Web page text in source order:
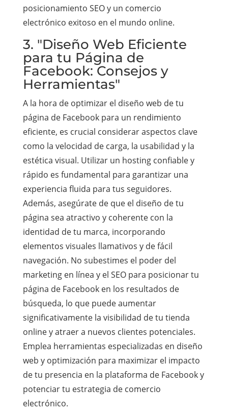
posicionamiento SEO y un comercio
electrónico exitoso en el mundo online.
3. "Diseño Web Eficiente
para tu Página de
Facebook: Consejos y
Herramientas"
A la hora de optimizar el diseño web de tu
página de Facebook para un rendimiento
eficiente, es crucial considerar aspectos clave
como la velocidad de carga, la usabilidad y la
estética visual. Utilizar un hosting confiable y
rápido es fundamental para garantizar una
experiencia fluida para tus seguidores.
Además, asegúrate de que el diseño de tu
página sea atractivo y coherente con la
identidad de tu marca, incorporando
elementos visuales llamativos y de fácil
navegación. No subestimes el poder del
marketing en línea y el SEO para posicionar tu
página de Facebook en los resultados de
búsqueda, lo que puede aumentar
significativamente la visibilidad de tu tienda
online y atraer a nuevos clientes potenciales.
Emplea herramientas especializadas en diseño
web y optimización para maximizar el impacto
de tu presencia en la plataforma de Facebook y
potenciar tu estrategia de comercio
electrónico.